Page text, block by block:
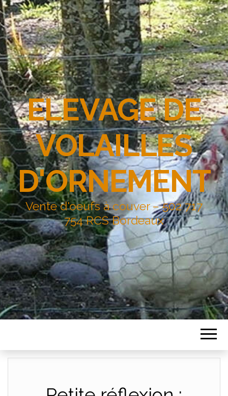
ELEVAGE DE
VOLAILLES
D'ORNEMENT
Vente d'oeufs à couver – 502 717
754 RCS Bordeaux